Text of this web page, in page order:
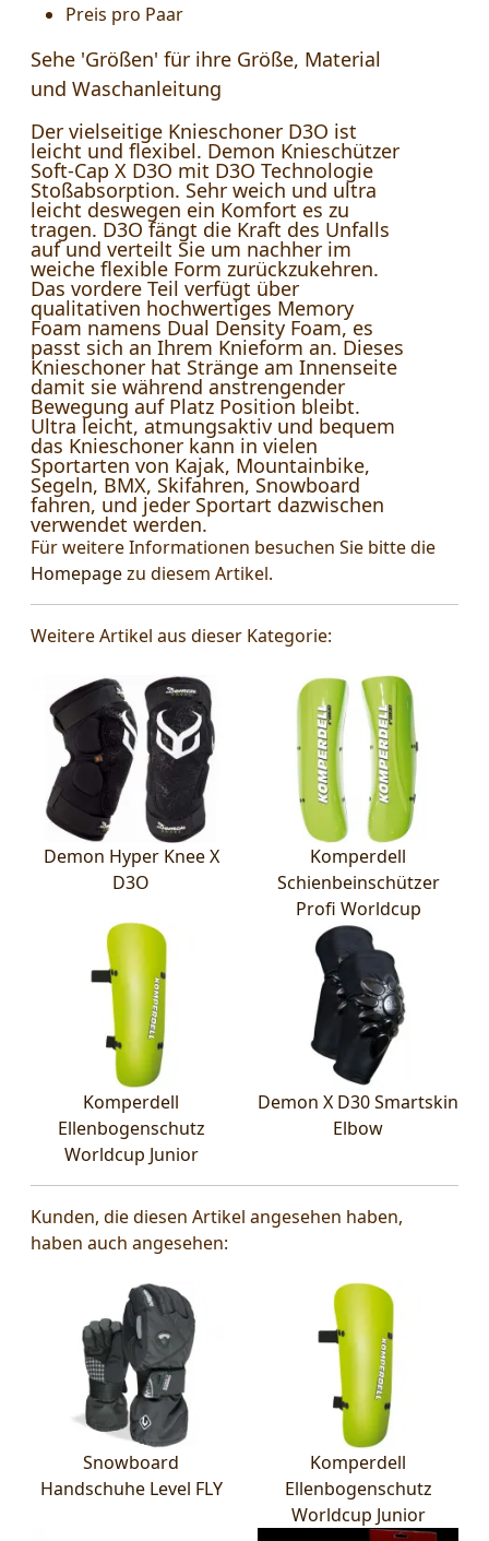
Preis pro Paar
Sehe 'Größen' für ihre Größe, Material
und Waschanleitung
Der vielseitige Knieschoner D3O ist
leicht und flexibel. Demon Knieschützer
Soft-Cap X D3O mit D3O Technologie
Stoßabsorption. Sehr weich und ultra
leicht deswegen ein Komfort es zu
tragen. D3O fängt die Kraft des Unfalls
auf und verteilt Sie um nachher im
weiche flexible Form zurückzukehren.
Das vordere Teil verfügt über
qualitativen hochwertiges Memory
Foam namens Dual Density Foam, es
passt sich an Ihrem Knieform an. Dieses
Knieschoner hat Stränge am Innenseite
damit sie während anstrengender
Bewegung auf Platz Position bleibt.
Ultra leicht, atmungsaktiv und bequem
das Knieschoner kann in vielen
Sportarten von Kajak, Mountainbike,
Segeln, BMX, Skifahren, Snowboard
fahren, und jeder Sportart dazwischen
verwendet werden.
Für weitere Informationen besuchen Sie bitte die
Homepagezu diesem Artikel.
Weitere Artikel aus dieser Kategorie:
Demon Hyper Knee X
D3O
Komperdell
Schienbeinschützer
Profi Worldcup
Komperdell
Ellenbogenschutz
Worldcup Junior
Demon X D30 Smartskin
Elbow
Kunden, die diesen Artikel angesehen haben,
haben auch angesehen:
Snowboard
Handschuhe Level FLY
Komperdell
Ellenbogenschutz
Worldcup Junior